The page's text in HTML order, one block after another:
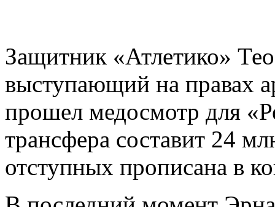
Защитник «Атлетико»
выступающий на правах
прошел медосмотр для
трансфера составит 24
отступных прописана в